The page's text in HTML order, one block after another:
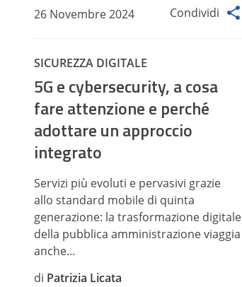
26 Novembre 2024 Condividi
SICUREZZA DIGITALE
5G e cybersecurity, a cosa
fare attenzione e perché
adottare un approccio
integrato
Servizi più evoluti e pervasivi grazie
allo standard mobile di quinta
generazione: la trasformazione digitale
della pubblica amministrazione viaggia
anche...
di Patrizia Licata